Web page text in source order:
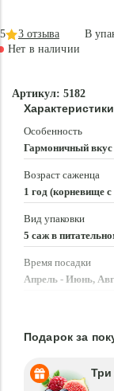
В
5 3 отзыва
Нет в наличии
Артикул: 5182
Особенность
Гармоничный вкус
Возраст саженца
1 год (корневище
Вид упаковки
5 саж в
Время посадки
Апрель - Июнь,
Подарок за
Три